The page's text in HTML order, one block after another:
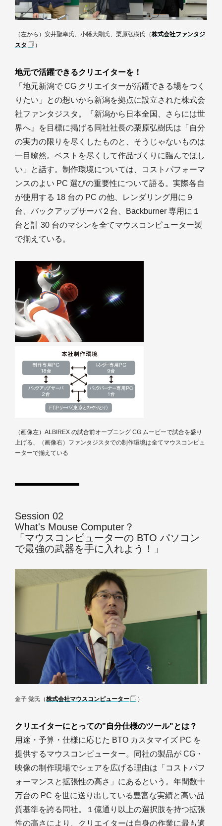
（左から）安井聖幸氏、小幡大剛氏、栗原弘樹氏（株式会社ファンタジ
スタ
）
地元で活躍できるクリエイターを！
「地元新潟で CG クリエイターが活躍できる場をつく
りたい」との想いから新潟を拠点に設立された株式会
社ファンタジスタ。『新潟から日本全国、さらには世
界へ』を目標に掲げる同社社長の栗原弘樹氏は「自分
の実力の限りを尽くしたものと、そうじゃないものは
一目瞭然。ベストを尽くして作品づくりに臨んでほし
い」と話す。制作環境については、コストパフォーマ
ンスのよい PC 選びの重要性について語る。実際各自
が使用する 18 台の PC の他、レンダリング用に９
台、バックアップサーバ２台、Backburner 専用に１
台と計 30 台のマシンを全てマウスコンピューター製
で揃えている。
（画像左）ALBIREX の試合前オープニング CG ムービーで試合を盛り
上げる、（画像右）ファンタジスタでの制作環境は全てマウスコンピュ
ーターで揃えている
Session 02
What's Mouse Computer？
「マウスコンピューターの BTO パソコン
で最強の武器を手に入れよう！」
金子 覚氏（株式会社マウスコンピューター ）
クリエイターにとっての"自分仕様のツール"とは？
用途・予算・仕様に応じた BTO カスタマイズ PC を
提供するマウスコンピューター。同社の製品が CG・
映像の制作現場でシェアを広げる理由は「コストパフ
ォーマンスと拡張性の高さ」にあるという。年間数十
万台の PC を世に送り出している豊富な実績と高い品
質基準を誇る同社。１億通り以上の選択肢を持つ拡張
性の高さにより、クリエイターは自身の作業に最も適